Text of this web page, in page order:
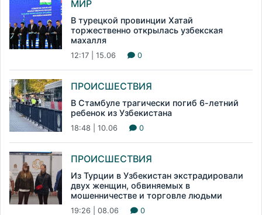
МИР
В турецкой провинции Хатай
торжественно открылась узбекская
махалля
12:17 | 15.06 0
ПРОИСШЕСТВИЯ
В Стамбуле трагически погиб 6-летний
ребенок из Узбекистана
18:48 | 10.06 0
ПРОИСШЕСТВИЯ
Из Турции в Узбекистан экстрадировали
двух женщин, обвиняемых в
мошенничестве и торговле людьми
19:26 | 08.06 0